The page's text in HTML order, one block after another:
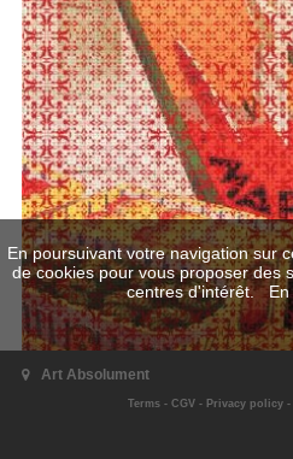
Art Absolument
Terms- CGV- Privacy policy-
En poursuivant votre navigation sur
de cookies pour vous proposer des
centres d'intérêt.En